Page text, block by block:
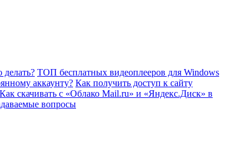
делать? ТОП бесплатных видеоплееров для Windows
аккаунту? Как получить доступ к сайту
Как скачивать с «Облако Mail.ru» и «Яндекс.Диск» в
вопросы